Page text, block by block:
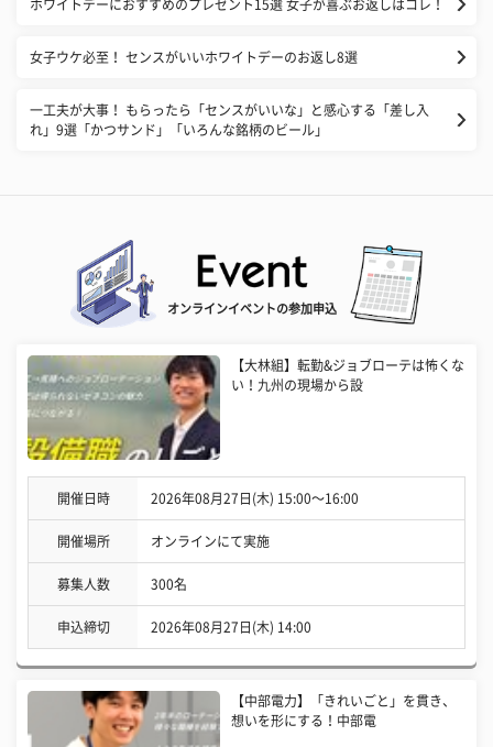
ホワイトデーにおすすめのプレゼント15選 女子が喜ぶお返しはコレ！
女子ウケ必至！ センスがいいホワイトデーのお返し8選
一工夫が大事！ もらったら「センスがいいな」と感心する「差し入
れ」9選「かつサンド」「いろんな銘柄のビール」
オンラインイベントの参加申込
【大林組】転勤&ジョブローテは怖くな
い！九州の現場から設
開催日時 2026年08月27日(木) 15:00〜16:00
開催場所 オンラインにて実施
募集人数 300名
申込締切 2026年08月27日(木) 14:00
【中部電力】「きれいごと」を貫き、
想いを形にする！中部電